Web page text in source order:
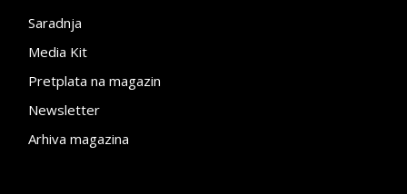
Saradnja
Media Kit
Pretplata na magazin
Newsletter
Arhiva magazina